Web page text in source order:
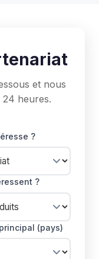
et nous
heures.
?
?
(pays)